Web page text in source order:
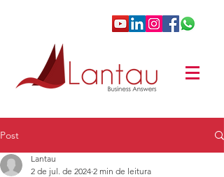
Post
Lantau
2 de jul. de 2024 2 min de leitura